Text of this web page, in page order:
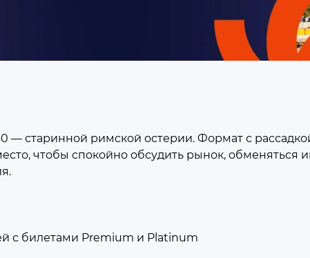
— старинной римской остерии. Формат с
чтобы спокойно обсудить рынок,
с билетами Premium и Platinum